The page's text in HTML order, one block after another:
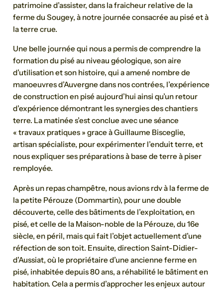
patrimoine d’assister, dans la fraicheur relative de la
ferme du Sougey, à notre journée consacrée au pisé et à
la terre crue.
Une belle journée qui nous a permis de comprendre la
formation du pisé au niveau géologique, son aire
d’utilisation et son histoire, qui a amené nombre de
manoeuvres d’Auvergne dans nos contrées, l’expérience
de construction en pisé aujourd’hui ainsi qu’un retour
d’expérience démontrant les synergies des chantiers
terre. La matinée s’est conclue avec une séance
« travaux pratiques » grace à Guillaume Bisceglie,
artisan spécialiste, pour expérimenter l’enduit terre, et
nous expliquer ses préparations à base de terre à piser
remployée.
Après un repas champêtre, nous avions rdv à la ferme de
la petite Pérouze (Dommartin), pour une double
découverte, celle des bâtiments de l’exploitation, en
pisé, et celle de la Maison-noble de la Pérouze, du 16e
siècle, en péril, mais qui fait l’objet actuellement d’une
réfection de son toit. Ensuite, direction Saint-Didier-
d’Aussiat, où le propriétaire d’une ancienne ferme en
pisé, inhabitée depuis 80 ans, a réhabilité le bâtiment en
habitation. Cela a permis d’approcher les enjeux autour